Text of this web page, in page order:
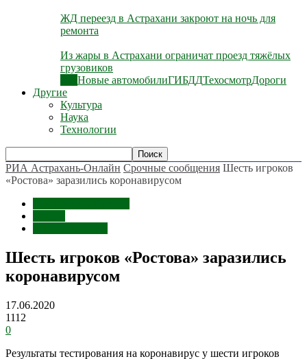
ЖД переезд в Астрахани закроют на ночь для
ремонта
Из жары в Астрахани ограничат проезд тяжёлых
грузовиков
Новые автомобилиГИБДДТехосмотрДороги
Другие
Культура
Наука
Технологии
РИА Астрахань-Онлайн Срочные сообщения Шесть игроков
«Ростова» заразились коронавирусом
Шесть игроков «Ростова» заразились
коронавирусом
17.06.2020
1112
0
Результаты тестирования на коронавирус у шести игроков